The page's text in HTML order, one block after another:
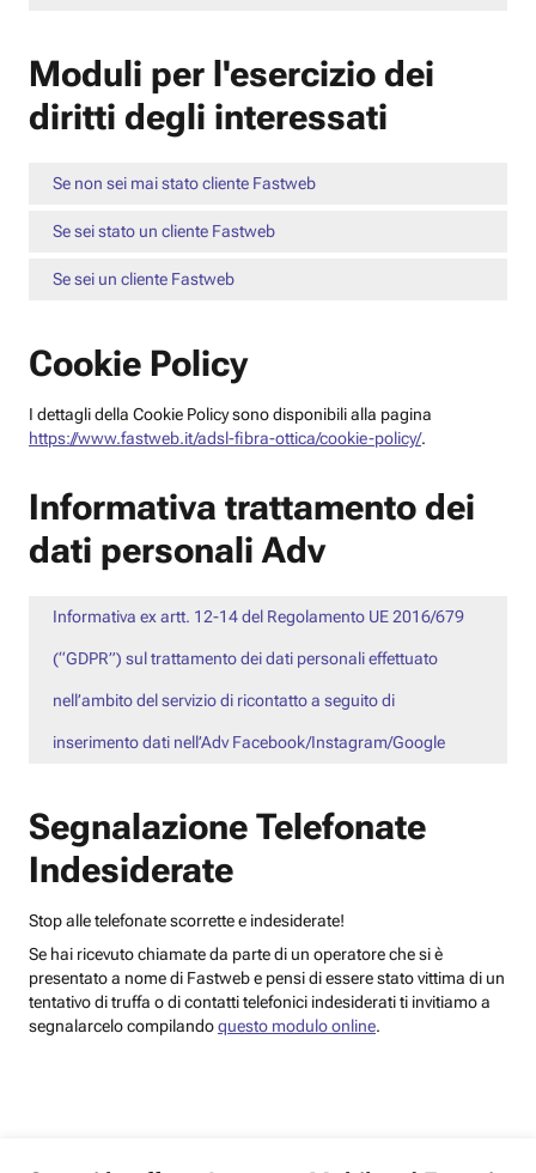
Moduli per l'esercizio dei
diritti degli interessati
Se non sei mai stato cliente Fastweb
Se sei stato un cliente Fastweb
Se sei un cliente Fastweb
Cookie Policy
I dettagli della Cookie Policy sono disponibili alla pagina
https://www.fastweb.it/adsl-fibra-ottica/cookie-policy/.
Informativa trattamento dei
dati personali Adv
Informativa ex artt. 12-14 del Regolamento UE 2016/679
(“GDPR”) sul trattamento dei dati personali effettuato
nell’ambito del servizio di ricontatto a seguito di
inserimento dati nell’Adv Facebook/Instagram/Google
Segnalazione Telefonate
Indesiderate
Stop alle telefonate scorrette e indesiderate!
Se hai ricevuto chiamate da parte di un operatore che si è
presentato a nome di Fastweb e pensi di essere stato vittima di un
tentativo di truffa o di contatti telefonici indesiderati ti invitiamo a
segnalarcelo compilandoquesto modulo online.